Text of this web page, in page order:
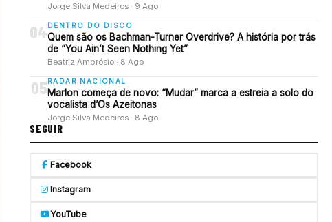
Jorge Silva Medeiros · 9 Ago
04DENTRO DO DISCO
Quem são os Bachman-Turner Overdrive? A história por trás
de “You Ain’t Seen Nothing Yet”
Beatriz Ambrósio · 8 Ago
05 RADAR NACIONAL
Marlon começa de novo: “Mudar” marca a estreia a solo do
vocalista d’Os Azeitonas
Jorge Silva Medeiros · 8 Ago
SEGUIR
Facebook
Instagram
YouTube